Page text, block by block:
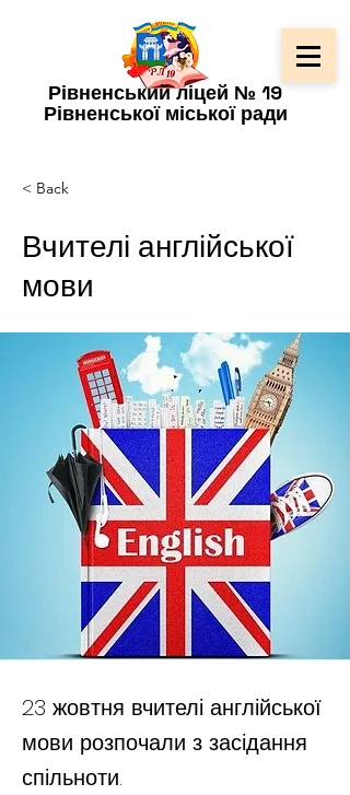
Рівненський ліцей № 19
Рівненської міської ради
< Back
Вчителі англійської
мови
23 жовтня вчителі англійської
мови розпочали з засідання
спільноти.